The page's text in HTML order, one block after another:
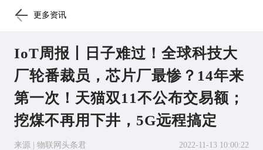
更多资讯
IoT周报丨日子难过！全球科技大
厂轮番裁员，芯片厂最惨？14年来
第一次！天猫双11不公布交易额；
挖煤不再用下井，5G远程搞定
来源 | 物联网头条君 2022-11-13 10:00:22